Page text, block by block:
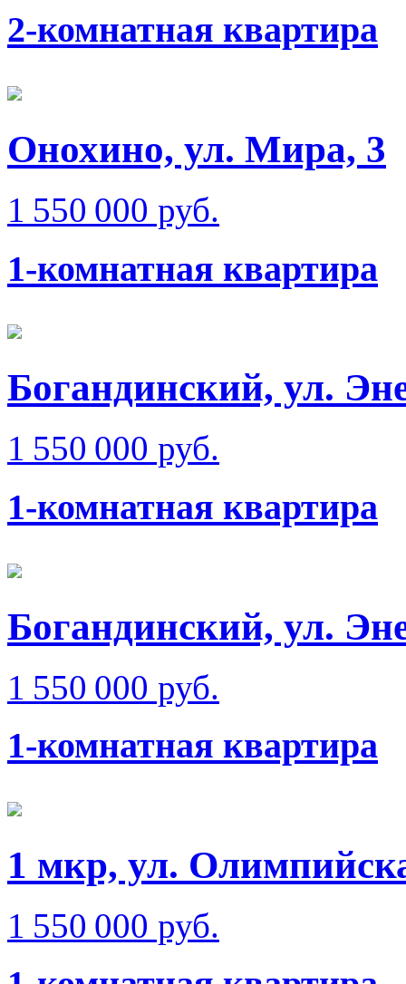
2-комнатная квартира
Онохино, ул. Мира, 3
1 550 000 руб.
1-комнатная квартира
Богандинский, ул.
1 550 000 руб.
1-комнатная квартира
Богандинский, ул.
1 550 000 руб.
1-комнатная квартира
1 мкр, ул.
1 550 000 руб.